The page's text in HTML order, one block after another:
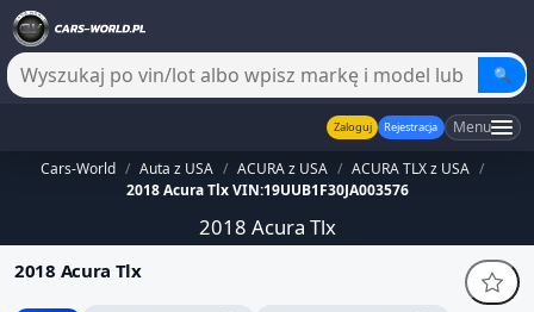
🔍
Zaloguj Rejestracja Menu
Cars-World / Auta z USA / ACURA z USA / ACURA TLX z USA /
2018 Acura Tlx VIN:19UUB1F30JA003576
2018 Acura Tlx
2018 Acura Tlx